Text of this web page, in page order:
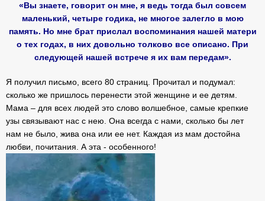
«Вы знаете, говорит он мне, я ведь тогда был совсем
маленький, четыре годика, не многое залегло в мою
память. Но мне брат прислал воспоминания нашей матери
о тех годах, в них довольно толково все описано. При
следующей нашей встрече я их вам передам».
Я получил письмо, всего 80 страниц. Прочитал и подумал:
сколько же пришлось перенести этой женщине и ее детям.
Мама – для всех людей это слово волшебное, самые крепкие
узы связывают нас с нею. Она всегда с нами, сколько бы лет
нам не было, жива она или ее нет. Каждая из мам достойна
любви, почитания. А эта - особенного!